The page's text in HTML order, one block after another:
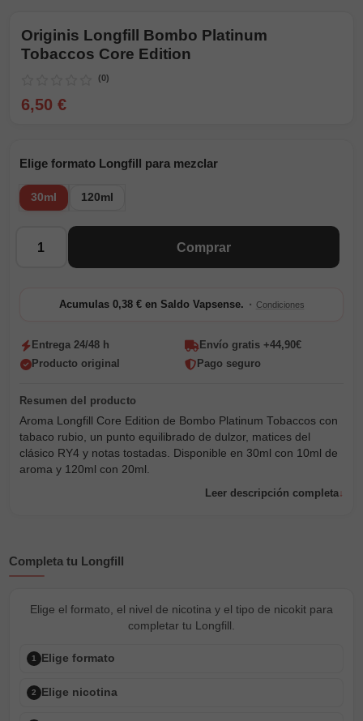
Originis Longfill Bombo Platinum
Tobaccos Core Edition
(0)
6,50 €
Elige formato Longfill para mezclar
30ml 120ml
Comprar
Acumulas 0,38 € en Saldo Vapsense. · Condiciones
Entrega 24/48 h
Envío gratis +44,90€
Producto original
Pago seguro
Aroma Longfill Core Edition de Bombo Platinum Tobaccos con
tabaco rubio, un punto equilibrado de dulzor, matices del
clásico RY4 y notas tostadas. Disponible en 30ml con 10ml de
aroma y 120ml con 20ml.
Leer descripción completa
Completa tu Longfill
Elige el formato, el nivel de nicotina y el tipo de nicokit para
completar tu Longfill.
1 Elige formato
2 Elige nicotina